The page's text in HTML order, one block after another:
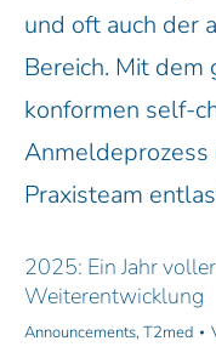
und oft auch der
Bereich. Mit dem
konformen self-
Praxisteam
2025: Ein Jahr
Weiterentwicklung
Announcements, T2med